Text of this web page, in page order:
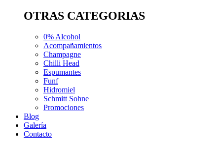
OTRAS CATEGORIAS
0% Alcohol
Acompañamientos
Champagne
Chilli Head
Espumantes
Funf
Hidromiel
Schmitt Sohne
Promociones
Blog
Galería
Contacto